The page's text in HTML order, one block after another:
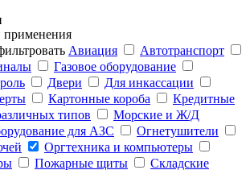
применения
Авиация
Автотранспорт
Газовое оборудование
Двери
Для инкассации
Картонные короба
Кредитные
типов
Морские и Ж/Д
для АЗС
Огнетушители
Оргтехника и компьютеры
Пожарные щиты
Складские